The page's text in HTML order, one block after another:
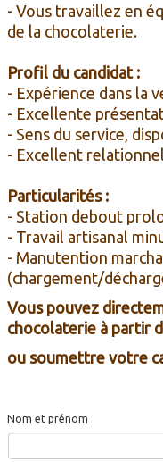
- Vous travaillez en
de la chocolaterie.
Profil du candidat :
- Expérience dans la
- Excellente
- Sens du service,
- Excellent
Particularités :
- Station debout
- Travail artisanal
- Manutention
(chargement/
Vous pouvez
chocolaterie à partir
ou soumettre votre
Nom et prénom